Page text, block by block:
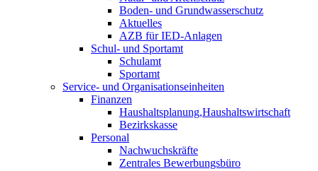
Boden- und Grundwasser­schutz
Aktuelles
AZB für IED-Anlagen
Schul- und Sportamt
Schulamt
Sportamt
Service- und Organisations­einheiten
Finanzen
Haushalts­planung,­Haushalts­wirtschaft
Bezirks­kasse
Personal
Nach­wuchs­kräfte
Zentrales Bewerbungsbüro